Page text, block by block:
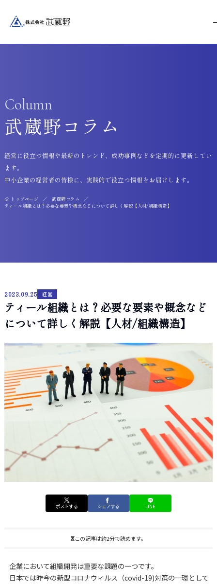
Column
武蔵野コラム
トップページ
武蔵野コラム
ティール組織とは？必要な要素や概念などについて詳しく解説【人材/組織構造】
経営に役立つ情報や最新のトレンド、成功事例などを定期的に更新してい
ます。
中小企業の経営者の皆様に、実践的で役立つ情報をお届けします。
2023.09.25 経営
ティール組織とは？必要な要素や概念など
について詳しく解説【人材/組織構造】
ポストする シェアする LINE
この記事は約2分で読めます。
企業において組織開発は重要な課題の一つです。
日本では昨今の新型コロナウィルス（covid-19)対策の一環として